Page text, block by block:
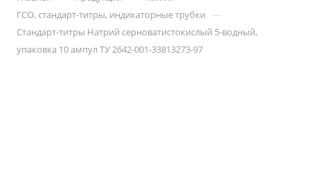
ГСО, стандарт-титры, индикаторные трубки —
Стандарт-титры Натрий серноватистокислый 5-водный,
упаковка 10 ампул ТУ 2642-001-33813273-97